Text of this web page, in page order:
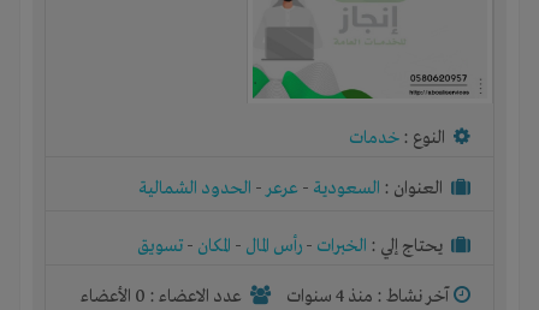
النوع : خدمات
العنوان : السعودية - عرعر- الحدود الشمالية
يحتاج إلي : الخبرات - رأس المال - المكان - تسويق
آخر نشاط : منذ 4 سنوات عدد الاعضاء : 0 الأعضاء